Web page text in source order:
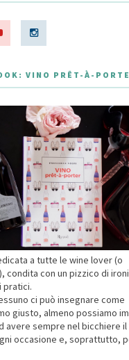
VINO PRÊT-À-
a tutte le wine lover (o
condita con un pizzico di
pratici.
ci può insegnare come
giusto, almeno possiamo
avere sempre nel bicchiere il
occasione e, soprattutto,